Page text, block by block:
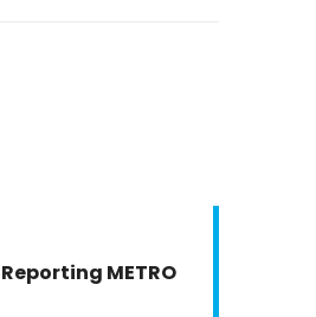
METRO